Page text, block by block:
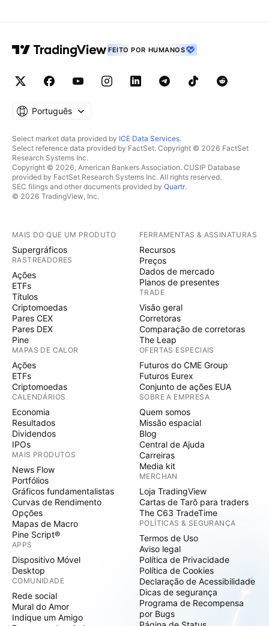
FEITO POR HUMANOS
Português
Select market data provided by ICE Data Services.
Select reference data provided by FactSet. Copyright © 2026 FactSet
Research Systems Inc.
Copyright © 2026, American Bankers Association. CUSIP Database
provided by FactSet Research Systems Inc. All rights reserved.
SEC filings and other documents provided by Quartr.
© 2026 TradingView, Inc.
MAIS DO QUE UM PRODUTO
Supergráficos
RASTREADORES
Ações
ETFs
Títulos
Criptomoedas
Pares CEX
Pares DEX
Pine
MAPAS DE CALOR
Ações
ETFs
Criptomoedas
CALENDÁRIOS
Economia
Resultados
Dividendos
IPOs
MAIS PRODUTOS
News Flow
Portfólios
Gráficos fundamentalistas
Curvas de Rendimento
Opções
Mapas de Macro
Pine Script®
APPS
Dispositivo Móvel
Desktop
COMUNIDADE
Rede social
Mural do Amor
Indique um Amigo
FERRAMENTAS & ASSINATURAS
Recursos
Preços
Dados de mercado
Planos de presentes
TRADE
Visão geral
Corretoras
Comparação de corretoras
The Leap
OFERTAS ESPECIAIS
Futuros do CME Group
Futuros Eurex
Conjunto de ações EUA
SOBRE A EMPRESA
Quem somos
Missão espacial
Blog
Central de Ajuda
Carreiras
Media kit
MERCHAN
Loja TradingView
Cartas de Tarô para traders
The C63 TradeTime
POLÍTICAS & SEGURANÇA
Termos de Uso
Aviso legal
Política de Privacidade
Política de Cookies
Declaração de Acessibilidade
Dicas de segurança
Programa de Recompensa
por Bugs